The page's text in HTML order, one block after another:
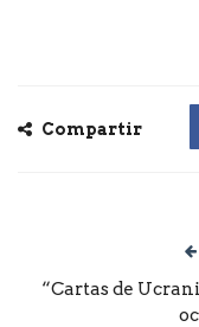
Compartir
“Cartas de